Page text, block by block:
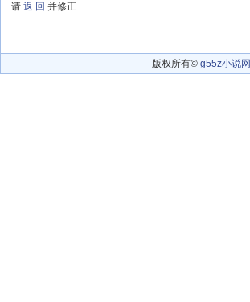
请 返 回 并修正
版权所有© g55z小说网